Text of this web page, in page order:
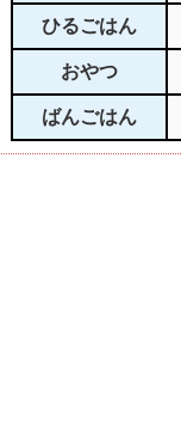
ひるごはん
おやつ
ばんごはん